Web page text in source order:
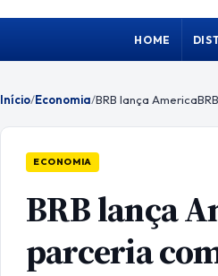
HOME
Início/Economia/BRB lança
ECONOMIA
BRB lança
parceria